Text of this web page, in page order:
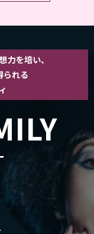
力を培い、
られる